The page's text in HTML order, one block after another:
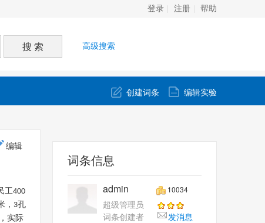
登录 注册 帮助
高级搜索
创建词条 编辑实验
编辑
工400
， 3孔
实际
词条信息
admin 10034
超级管理员
词条创建者
发消息